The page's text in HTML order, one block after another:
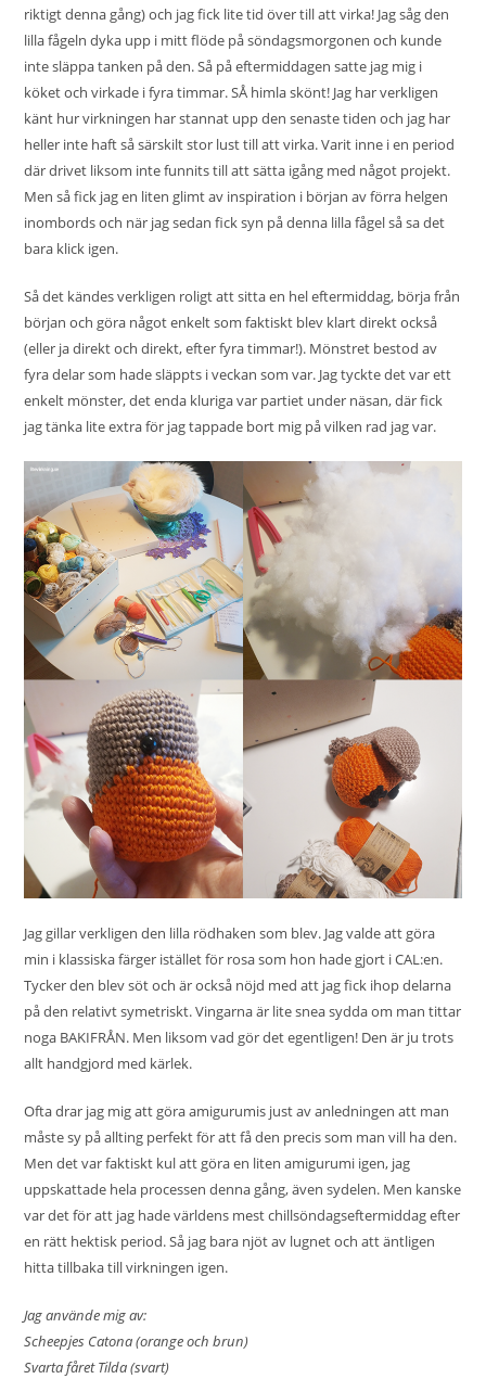
riktigt denna gång) och jag fick lite tid över till att virka! Jag såg den
lilla fågeln dyka upp i mitt flöde på söndagsmorgonen och kunde
inte släppa tanken på den. Så på eftermiddagen satte jag mig i
köket och virkade i fyra timmar. SÅ himla skönt! Jag har verkligen
känt hur virkningen har stannat upp den senaste tiden och jag har
heller inte haft så särskilt stor lust till att virka. Varit inne i en period
där drivet liksom inte funnits till att sätta igång med något projekt.
Men så fick jag en liten glimt av inspiration i början av förra helgen
inombords och när jag sedan fick syn på denna lilla fågel så sa det
bara klick igen.
Så det kändes verkligen roligt att sitta en hel eftermiddag, börja från
början och göra något enkelt som faktiskt blev klart direkt också
(eller ja direkt och direkt, efter fyra timmar!). Mönstret bestod av
fyra delar som hade släppts i veckan som var. Jag tyckte det var ett
enkelt mönster, det enda kluriga var partiet under näsan, där fick
jag tänka lite extra för jag tappade bort mig på vilken rad jag var.
Jag gillar verkligen den lilla rödhaken som blev. Jag valde att göra
min i klassiska färger istället för rosa som hon hade gjort i CAL:en.
Tycker den blev söt och är också nöjd med att jag fick ihop delarna
på den relativt symetriskt. Vingarna är lite snea sydda om man tittar
noga BAKIFRÅN. Men liksom vad gör det egentligen! Den är ju trots
allt handgjord med kärlek.
Ofta drar jag mig att göra amigurumis just av anledningen att man
måste sy på allting perfekt för att få den precis som man vill ha den.
Men det var faktiskt kul att göra en liten amigurumi igen, jag
uppskattade hela processen denna gång, även sydelen. Men kanske
var det för att jag hade världens mest chillsöndagseftermiddag efter
en rätt hektisk period. Så jag bara njöt av lugnet och att äntligen
hitta tillbaka till virkningen igen.
Jag använde mig av:
Scheepjes Catona (orange och brun)
Svarta fåret Tilda (svart)